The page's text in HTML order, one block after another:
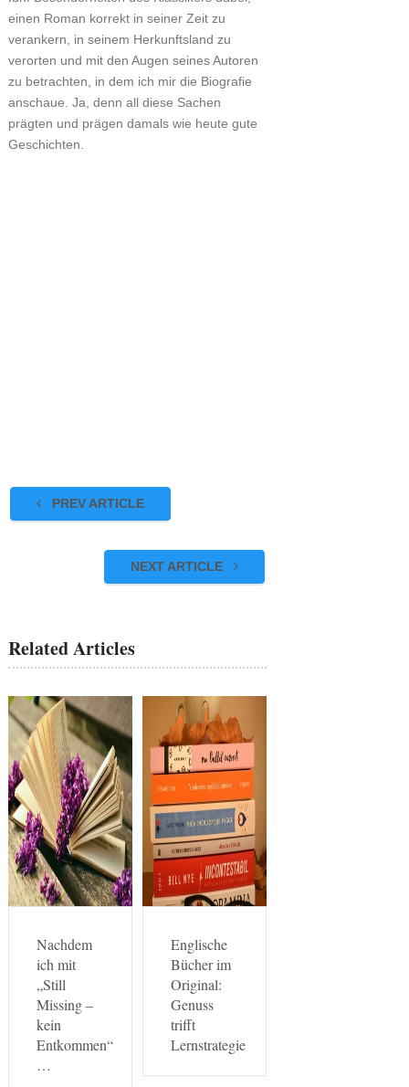
einen Roman korrekt in seiner Zeit zu
verankern, in seinem Herkunftsland zu
verorten und mit den Augen seines Autoren
zu betrachten, in dem ich mir die Biografie
anschaue. Ja, denn all diese Sachen
prägten und prägen damals wie heute gute
Geschichten.
PREV ARTICLE
NEXT ARTICLE
Related Articles
Nachdem
ich mit
„Still
Missing –
kein
Entkommen“
…
Englische
Bücher im
Original:
Genuss
trifft
Lernstrategie